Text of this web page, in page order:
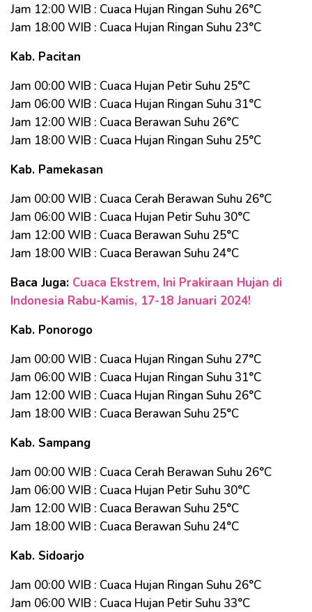
Jam 12:00 WIB : Cuaca Hujan Ringan Suhu 26°C
Jam 18:00 WIB : Cuaca Hujan Ringan Suhu 23°C
Kab. Pacitan
Jam 00:00 WIB : Cuaca Hujan Petir Suhu 25°C
Jam 06:00 WIB : Cuaca Hujan Ringan Suhu 31°C
Jam 12:00 WIB : Cuaca Berawan Suhu 26°C
Jam 18:00 WIB : Cuaca Hujan Ringan Suhu 25°C
Kab. Pamekasan
Jam 00:00 WIB : Cuaca Cerah Berawan Suhu 26°C
Jam 06:00 WIB : Cuaca Hujan Petir Suhu 30°C
Jam 12:00 WIB : Cuaca Berawan Suhu 25°C
Jam 18:00 WIB : Cuaca Berawan Suhu 24°C
Baca Juga: Cuaca Ekstrem, Ini Prakiraan Hujan di
Indonesia Rabu-Kamis, 17-18 Januari 2024!
Kab. Ponorogo
Jam 00:00 WIB : Cuaca Hujan Ringan Suhu 27°C
Jam 06:00 WIB : Cuaca Hujan Ringan Suhu 31°C
Jam 12:00 WIB : Cuaca Hujan Ringan Suhu 26°C
Jam 18:00 WIB : Cuaca Berawan Suhu 25°C
Kab. Sampang
Jam 00:00 WIB : Cuaca Cerah Berawan Suhu 26°C
Jam 06:00 WIB : Cuaca Hujan Petir Suhu 30°C
Jam 12:00 WIB : Cuaca Berawan Suhu 25°C
Jam 18:00 WIB : Cuaca Berawan Suhu 24°C
Kab. Sidoarjo
Jam 00:00 WIB : Cuaca Hujan Ringan Suhu 26°C
Jam 06:00 WIB : Cuaca Hujan Petir Suhu 33°C